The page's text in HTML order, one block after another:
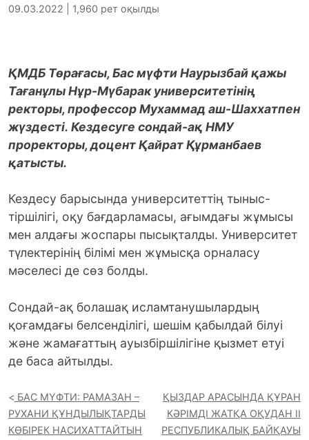
09.03.2022 | 1,960 рет оқылды
ҚМДБ Төрағасы, Бас мүфти Наурызбай қажы
Тағанұлы Нұр-Мүбарак университетінің
ректоры, профессор Мухаммад аш-Шаххатпен
жүздесті. Кездесуге сондай-ақ НМУ
проректоры, доцент Қайрат Құрманбаев
қатысты.
Кездесу барысында университеттің тыныс-
тіршілігі, оқу бағдарламасы, ағымдағы жұмысы
мен алдағы жоспары пысықталды. Университет
түлектерінің білімі мен жұмысқа орналасу
мәселесі де сөз болды.
Сондай-ақ болашақ исламтанушылардың
қоғамдағы белсенділігі, шешім қабылдай білуі
және жамағаттың ауызбіршілігіне қызмет етуі
де баса айтылды.
БАС МҮФТИ: РАМАЗАН –
РУХАНИ ҚҰНДЫЛЫҚТАРДЫ
КӨБІРЕК НАСИХАТТАЙТЫН
ҚЫЗДАР АРАСЫНДА ҚҰРАН
КӘРІМДІ ЖАТҚА ОҚУДАН ІІ
РЕСПУБЛИКАЛЫҚ БАЙҚАУЫ